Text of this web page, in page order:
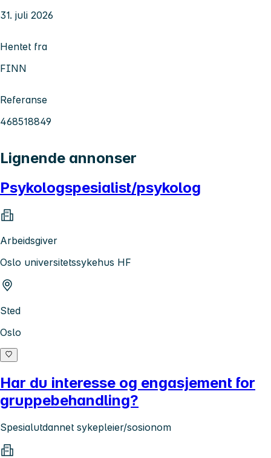
31. juli 2026
Hentet fra
FINN
Referanse
468518849
Lignende annonser
Psykologspesialist/psykolog
Arbeidsgiver
Oslo universitetssykehus HF
Sted
Oslo
Har du interesse og engasjement for
gruppebehandling?
Spesialutdannet sykepleier/sosionom